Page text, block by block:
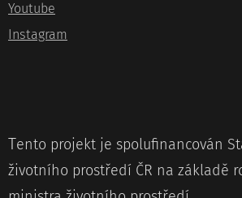
Youtube
Instagram
Tento projekt je spolufinancován
životního prostředí ČR na základě